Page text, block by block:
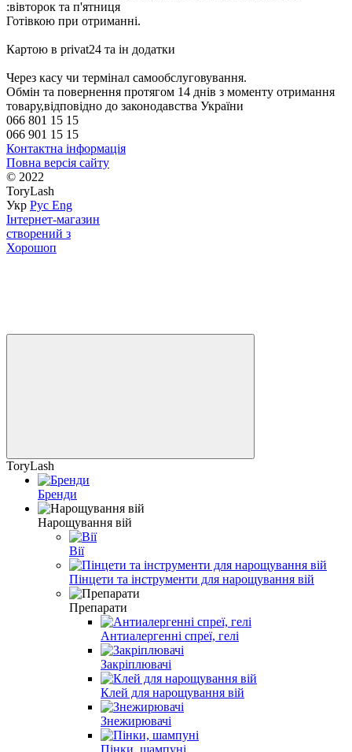
:вівторок та п'ятниця
Готівкою при отриманні.
Картою в privat24 та ін додатки
Через касу чи термінал самообслуговування.
Обмін та повернення протягом 14 днів з моменту отримання
товару,відповідно до законодавства України
066 801 15 15
066 901 15 15
Контактна інформація
Повна версія сайту
© 2022
ToryLash
Укр Рус Eng
Інтернет-магазин
створений з
Хорошоп
ToryLash
Бренди
Нарощування вій
Вії
Пінцети та інструменти для нарощування вій
Препарати
Антиалергенні спреї, гелі
Закріплювачі
Клей для нарощування вій
Знежирювачі
Пінки, шампуні